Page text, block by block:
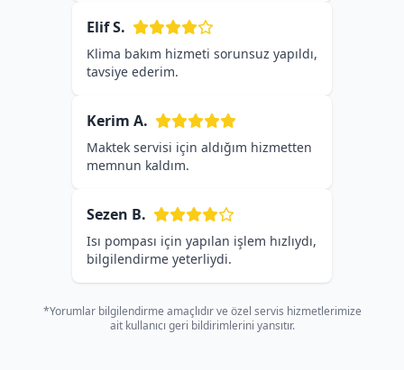
Elif S.
Klima bakım hizmeti sorunsuz yapıldı,
tavsiye ederim.
Kerim A.
Maktek servisi için aldığım hizmetten
memnun kaldım.
Sezen B.
Isı pompası için yapılan işlem hızlıydı,
bilgilendirme yeterliydi.
*Yorumlar bilgilendirme amaçlıdır ve özel servis hizmetlerimize
ait kullanıcı geri bildirimlerini yansıtır.